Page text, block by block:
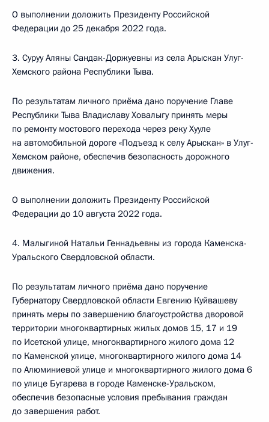
О выполнении доложить Президенту Российской
Федерации до 25 декабря 2022 года.
3. Суруу Аляны Сандак-Доржуевны из села Арыскан Улуг-
Хемского района Республики Тыва.
По результатам личного приёма дано поручение Главе
Республики Тыва Владиславу Ховалыгу принять меры
по ремонту мостового перехода через реку Хууле
на автомобильной дороге «Подъезд к селу Арыскан» в Улуг-
Хемском районе, обеспечив безопасность дорожного
движения.
О выполнении доложить Президенту Российской
Федерации до 10 августа 2022 года.
4. Малыгиной Натальи Геннадьевны из города Каменска-
Уральского Свердловской области.
По результатам личного приёма дано поручение
Губернатору Свердловской области Евгению Куйвашеву
принять меры по завершению благоустройства дворовой
территории многоквартирных жилых домов 15, 17 и 19
по Исетской улице, многоквартирного жилого дома 12
по Каменской улице, многоквартирного жилого дома 14
по Алюминиевой улице и многоквартирного жилого дома 6
по улице Бугарева в городе Каменске-Уральском,
обеспечив безопасные условия пребывания граждан
до завершения работ.